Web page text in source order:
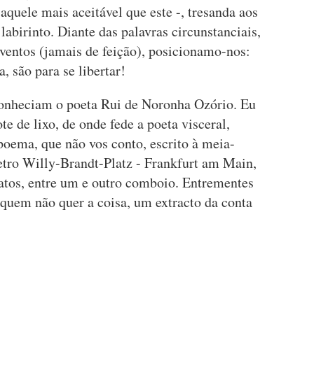
mais aceitável que este -, tresanda aos
Diante das palavras circunstanciais,
(jamais de feição), posicionamo-nos:
são para se libertar!
o poeta Rui de Noronha Ozório. Eu
de lixo, de onde fede a poeta visceral,
que não vos conto, escrito à meia-
Willy-Brandt-Platz - Frankfurt am Main,
entre um e outro comboio. Entrementes
não quer a coisa, um extracto da conta